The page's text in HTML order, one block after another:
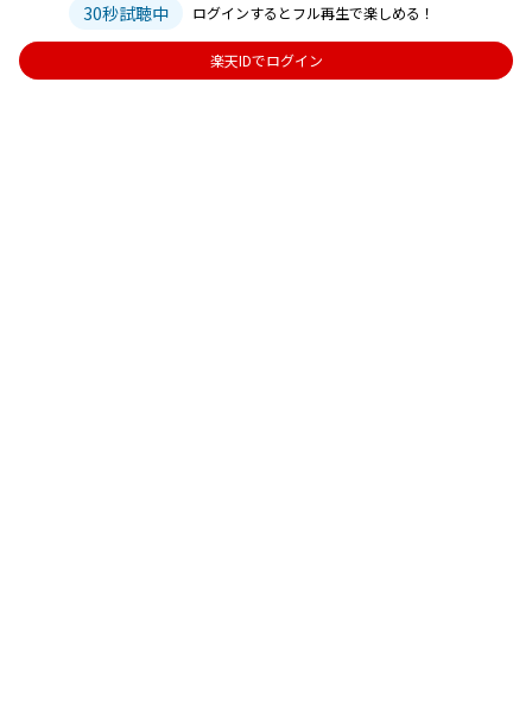
30秒試聴中 ログインするとフル再生で楽しめる！
楽天IDでログイン